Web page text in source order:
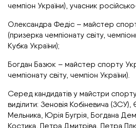
чемпіон України), учасник
Олександра Федіс – майстер
(призерка чемпіонату світу,
Кубка України);
Богдан Базюк – майстер спорту
чемпіонату світу, чемпіон України).
Серед кандидатів у майстри спорту
виділити: Зеновія Кобіневича (ЗСУ),
Мельника, Юрія Бугрія, Богдана
Костика, Петра Дмитріва, Петра